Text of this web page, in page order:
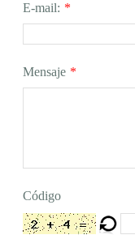
E-mail: *
Mensaje *
Código